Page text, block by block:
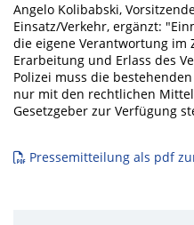
Angelo Kolibabski,
Einsatz/Verkehr, ergänzt:
die eigene Verantwortung im
Erarbeitung und Erlass des
Polizei muss die
nur mit den rechtlichen
Gesetzgeber zur Verfügung
Pressemitteilung als pdf